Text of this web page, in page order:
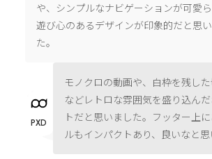
や、シンプルなナビゲーションが可愛ら
遊び心のあるデザインが印象的だと思
た。
モノクロの動画や、白枠を残し
などレトロな雰囲気を盛り込ん
トだと思いました。フッター上
ルもインパクトあり、良いなと思
PXD